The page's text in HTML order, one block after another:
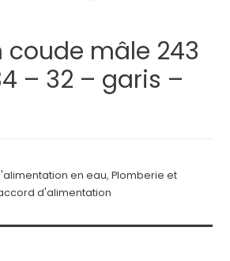
coude mâle 243
– 32 – garis –
en eau, Plomberie et
d'alimentation